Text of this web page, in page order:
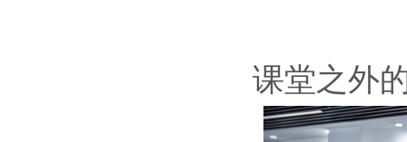
课堂之外